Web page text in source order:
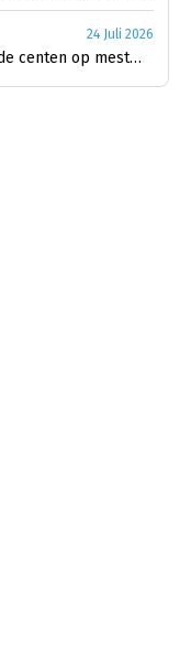
24 Juli 2026
Akkerbouwer let erg op de centen op mestmarkt